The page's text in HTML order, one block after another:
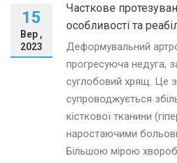
15
Вер ,
2023
Часткове
особливості та
Деформувальний
прогресуюча недуга,
суглобовий хрящ. Це
супроводжується
кісткової тканини
наростаючими
Більшою мірою